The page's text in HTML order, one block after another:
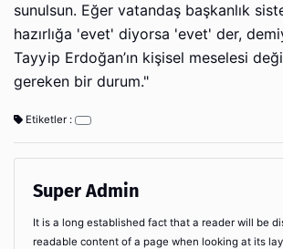
sunulsun. Eğer vatandaş başkanlık
hazırlığa 'evet' diyorsa 'evet' der,
Tayyip Erdoğan’ın kişisel meselesi
gereken bir durum."
Etiketler :
Super Admin
It is a long established fact that a reader will be
readable content of a page when looking at its